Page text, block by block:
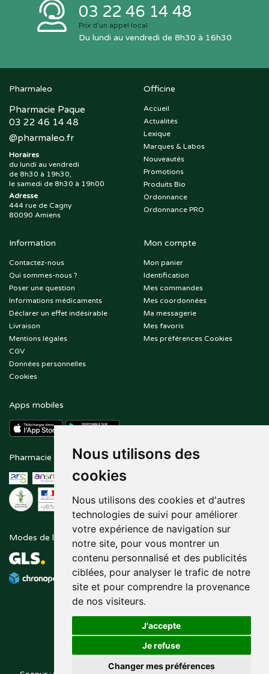
Nous utilisons des
cookies
Nous utilisons des cookies et d'autres
technologies de suivi pour améliorer
votre expérience de navigation sur
notre site, pour vous montrer un
contenu personnalisé et des publicités
ciblées, pour analyser le trafic de notre
site et pour comprendre la provenance
de nos visiteurs.
J'accepte
Je refuse
Changer mes préférences
03 22 46 14 48
Prix d’un appel local
Du lundi au vendredi de 8h30 à 16h30
Pharmaleo
Pharmacie Paque
03 22 46 14 48
@pharmaleo.fr
Horaires
du lundi au vendredi
de 8h30 à 19h30,
le samedi de 8h30 à 19h00
Adresse
444 rue de Cagny
80090 Amiens
Officine
Accueil
Actualités
Lexique
Marques & Labos
Nouveautés
Promotions
Produits Bio
Ordonnance
Ordonnance PRO
Information
Contactez-nous
Qui sommes-nous ?
Poser une question
Informations médicaments
Déclarer un effet indésirable
Livraison
Mentions légales
CGV
Données personnelles
Cookies
Mon compte
Mon panier
Identification
Mes commandes
Mes coordonnées
Ma messagerie
Mes favoris
Mes préférences Cookies
Apps mobiles
Pharmacie en ligne agréée Paiement sécurisé
Modes de livraison Suivez-nous sur